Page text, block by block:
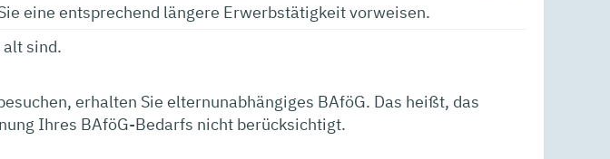
eine entsprechend längere Erwerbstätigkeit vorweisen.
sind.
erhalten Sie elternunabhängiges BAföG. Das heißt, das
Ihres BAföG-Bedarfs nicht berücksichtigt.